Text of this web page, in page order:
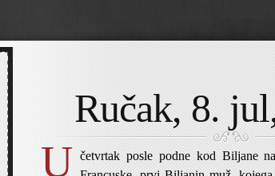
Ručak, 8.
U četvrtak posle podne kod Biljane